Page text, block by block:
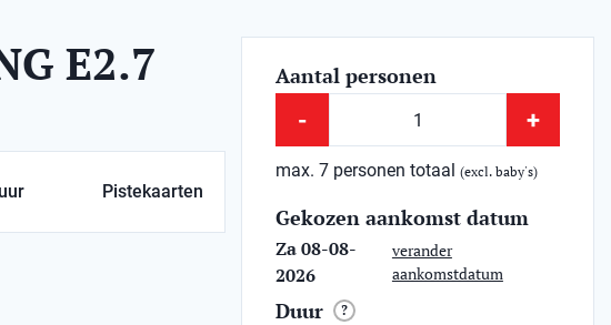
E2.7
Pistekaarten
Aantal personen
- +
max. 7 personen totaal(excl. baby's)
Gekozen aankomst datum
Za 08-08-
2026
verander
aankomstdatum
Duur ?